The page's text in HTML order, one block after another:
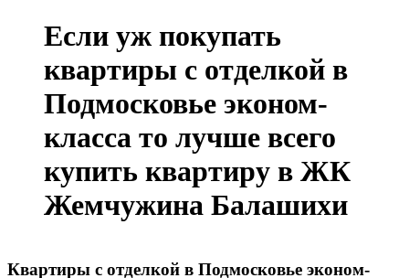
Если уж покупать
квартиры с отделкой в
Подмосковье эконом-
класса то лучше всего
купить квартиру в ЖК
Жемчужина Балашихи
Квартиры с отделкой в Подмосковье эконом-